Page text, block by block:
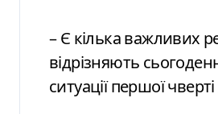
– Є кілька важливих
відрізняють
ситуації першої чверті